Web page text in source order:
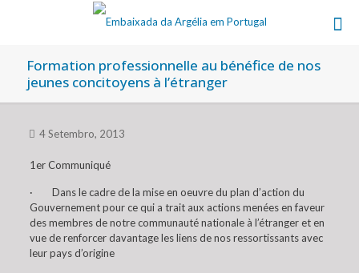
Formation professionnelle au bénéfice de nos
jeunes concitoyens à l’étranger
4 Setembro, 2013
1er Communiqué
· Dans le cadre de la mise en oeuvre du plan d’action du
Gouvernement pour ce qui a trait aux actions menées en faveur
des membres de notre communauté nationale à l’étranger et en
vue de renforcer davantage les liens de nos ressortissants avec
leur pays d’origine